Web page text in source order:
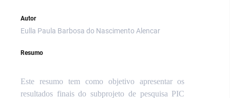
Autor
Eulla Paula Barbosa do Nascimento Alencar
Resumo
Este resumo tem como objetivo apresentar os
resultados finais do subprojeto de pesquisa PIC